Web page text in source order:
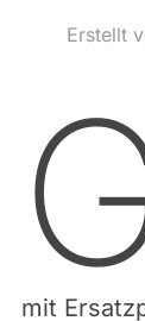
Erstellt
mit